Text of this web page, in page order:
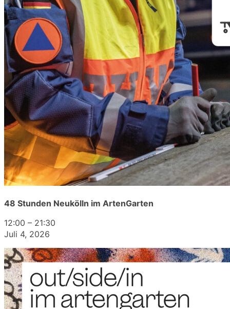
48 Stunden Neukölln im ArtenGarten
12:00 – 21:30
Juli 4, 2026